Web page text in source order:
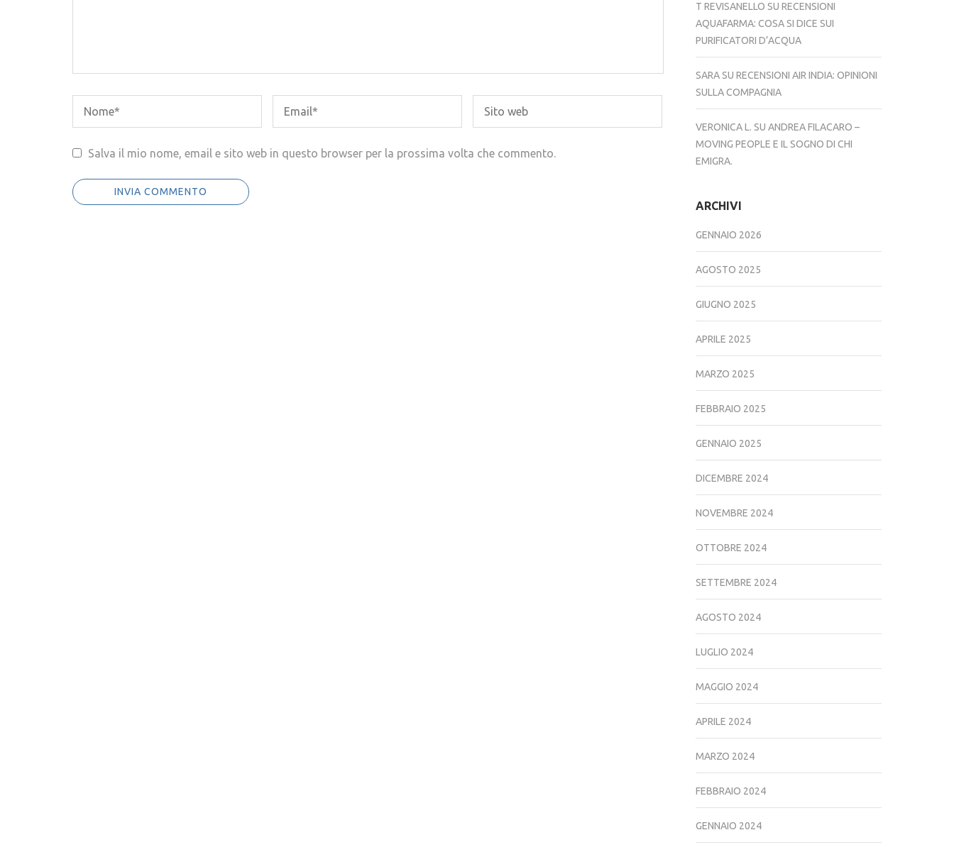
Salva il mio nome, email e sito web in questo browser per la prossima volta che commento.
T REVISANELLO SU RECENSIONI
AQUAFARMA: COSA SI DICE SUI
PURIFICATORI D’ACQUA
SARASU RECENSIONI AIR INDIA: OPINIONI
SULLA COMPAGNIA
VERONICA L. SU ANDREA FILACARO –
MOVING PEOPLE E IL SOGNO DI CHI
EMIGRA.
ARCHIVI
GENNAIO 2026
AGOSTO 2025
GIUGNO 2025
APRILE 2025
MARZO 2025
FEBBRAIO 2025
GENNAIO 2025
DICEMBRE 2024
NOVEMBRE 2024
OTTOBRE 2024
SETTEMBRE 2024
AGOSTO 2024
LUGLIO 2024
MAGGIO 2024
APRILE 2024
MARZO 2024
FEBBRAIO 2024
GENNAIO 2024